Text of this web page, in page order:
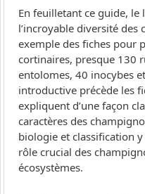
En feuilletant ce guide,
l’incroyable diversité
exemple des fiches pour
cortinaires, presque 130
entolomes, 40 inocybes
introductive précède les
expliquent d’une façon
caractères des
biologie et classification
rôle crucial des
écosystèmes.